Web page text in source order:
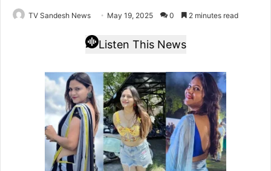
TV Sandesh News May 19, 2025 0 2 minutes read
Listen This News